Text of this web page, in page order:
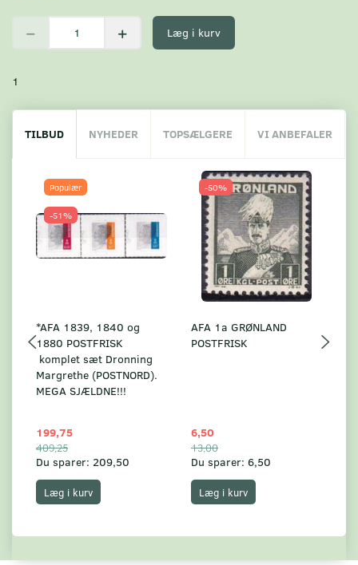
Læg i kurv
1
TILBUD NYHEDER TOPSÆLGERE VI ANBEFALER
Populær
-51%
*AFA 1839, 1840 og
1880 POSTFRISK
komplet sæt Dronning
Margrethe (POSTNORD).
MEGA SJÆLDNE!!!
199,75
409,25
Du sparer: 209,50
Læg i kurv
-50%
AFA 1a GRØNLAND
POSTFRISK
6,50
13,00
Du sparer: 6,50
Læg i kurv